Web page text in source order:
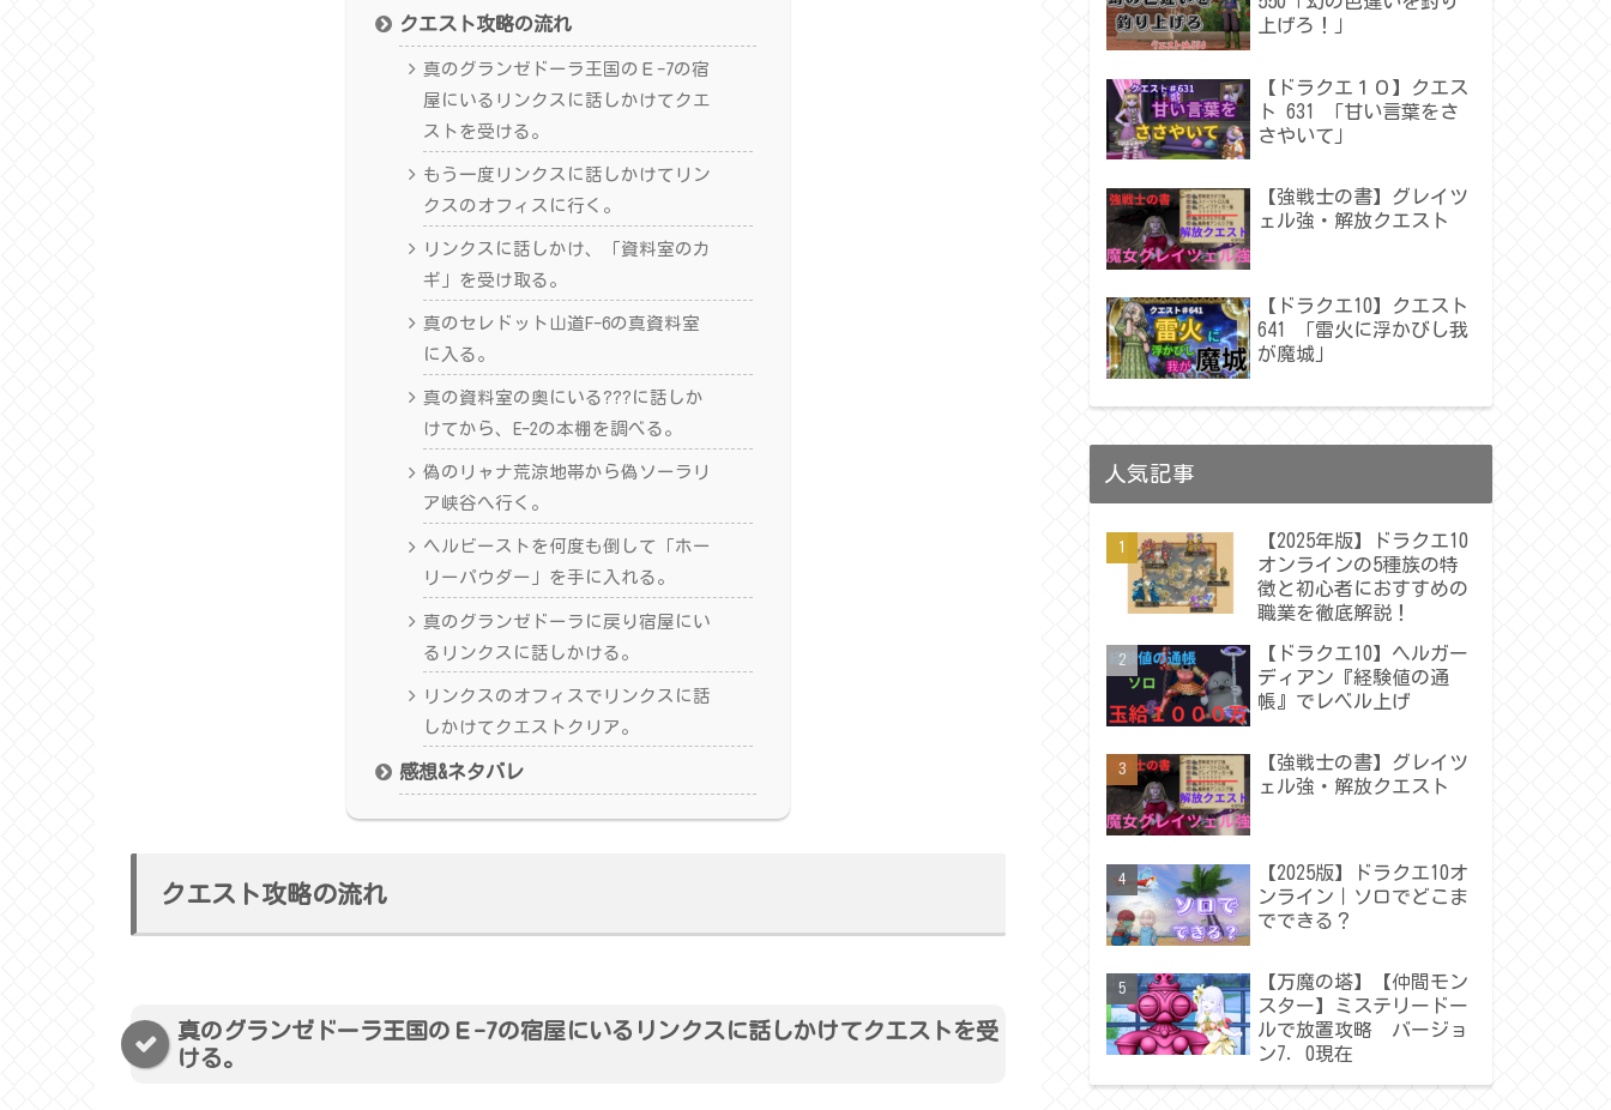
クエスト攻略の流れ
真のグランゼドーラ王国のＥ-7の宿
屋にいるリンクスに話しかけてクエ
ストを受ける。
もう一度リンクスに話しかけてリン
クスのオフィスに行く。
リンクスに話しかけ、「資料室のカ
ギ」を受け取る。
真のセレドット山道F-6の真資料室
に入る。
真の資料室の奥にいる???に話しか
けてから、E-2の本棚を調べる。
偽のリャナ荒涼地帯から偽ソーラリ
ア峡谷へ行く。
ヘルビーストを何度も倒して「ホー
リーパウダー」を手に入れる。
真のグランゼドーラに戻り宿屋にい
るリンクスに話しかける。
リンクスのオフィスでリンクスに話
しかけてクエストクリア。
感想&ネタバレ
クエスト攻略の流れ
真のグランゼドーラ王国のＥ-7の宿屋にいるリンクスに話しかけてクエストを受
ける。
上げろ！」
【ドラクエ１０】クエス
ト 631 「甘い言葉をさ
さやいて」
【強戦士の書】グレイツ
ェル強・解放クエスト
【ドラクエ10】クエスト
641 「雷火に浮かびし我
が魔城」
人気記事
【2025年版】ドラクエ10
オンラインの5種族の特
徴と初心者におすすめの
職業を徹底解説！
【ドラクエ10】ヘルガー
ディアン『経験値の通
帳』でレベル上げ
【強戦士の書】グレイツ
ェル強・解放クエスト
【2025版】ドラクエ10オ
ンライン｜ソロでどこま
でできる？
【万魔の塔】【仲間モン
スター】ミステリードー
ルで放置攻略 バージョ
ン7．0現在